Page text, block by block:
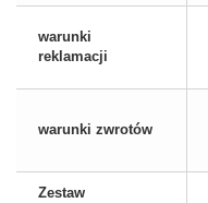
warunki
reklamacji
warunki zwrotów
Zestaw